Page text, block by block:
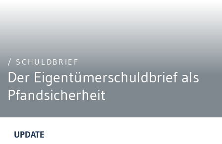
/ SCHULDBRIEF
Der Eigentümerschuldbrief als
Pfandsicherheit
UPDATE